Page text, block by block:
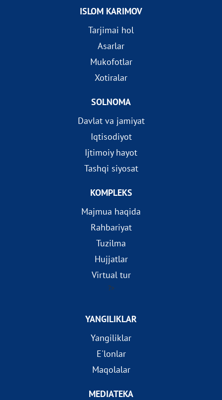
ISLOM KARIMOV
Tarjimai hol
Asarlar
Mukofotlar
Xotiralar
SOLNOMA
Davlat va jamiyat
Iqtisodiyot
Ijtimoiy hayot
Tashqi siyosat
KOMPLEKS
Majmua haqida
Rahbariyat
Tuzilma
Hujjatlar
Virtual tur
?>
YANGILIKLAR
Yangiliklar
E'lonlar
Maqolalar
MEDIATEKA